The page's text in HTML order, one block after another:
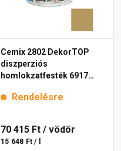
Cemix 2802 DekorTOP
diszperziós
homlokzatfesték 6917
Rendelésre
70 415 Ft / vödör
15 648 Ft / l